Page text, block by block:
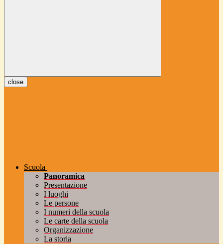
close
Scuola
Panoramica
Presentazione
I luoghi
Le persone
I numeri della scuola
Le carte della scuola
Organizzazione
La storia